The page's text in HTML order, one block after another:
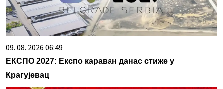
09. 08. 2026 06:49
ЕКСПО 2027: Експо караван данас стиже у
Крагујевац